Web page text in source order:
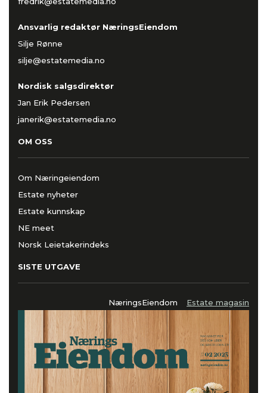
Ansvarlig redaktør NæringsEiendom
Silje Rønne
silje@estatemedia.no
Nordisk salgsdirektør
Jan Erik Pedersen
janerik@estatemedia.no
OM OSS
Om Næringeiendom
Estate nyheter
Estate kunnskap
NE meet
Norsk Leietakerindeks
SISTE UTGAVE
NæringsEiendom Estate magasin